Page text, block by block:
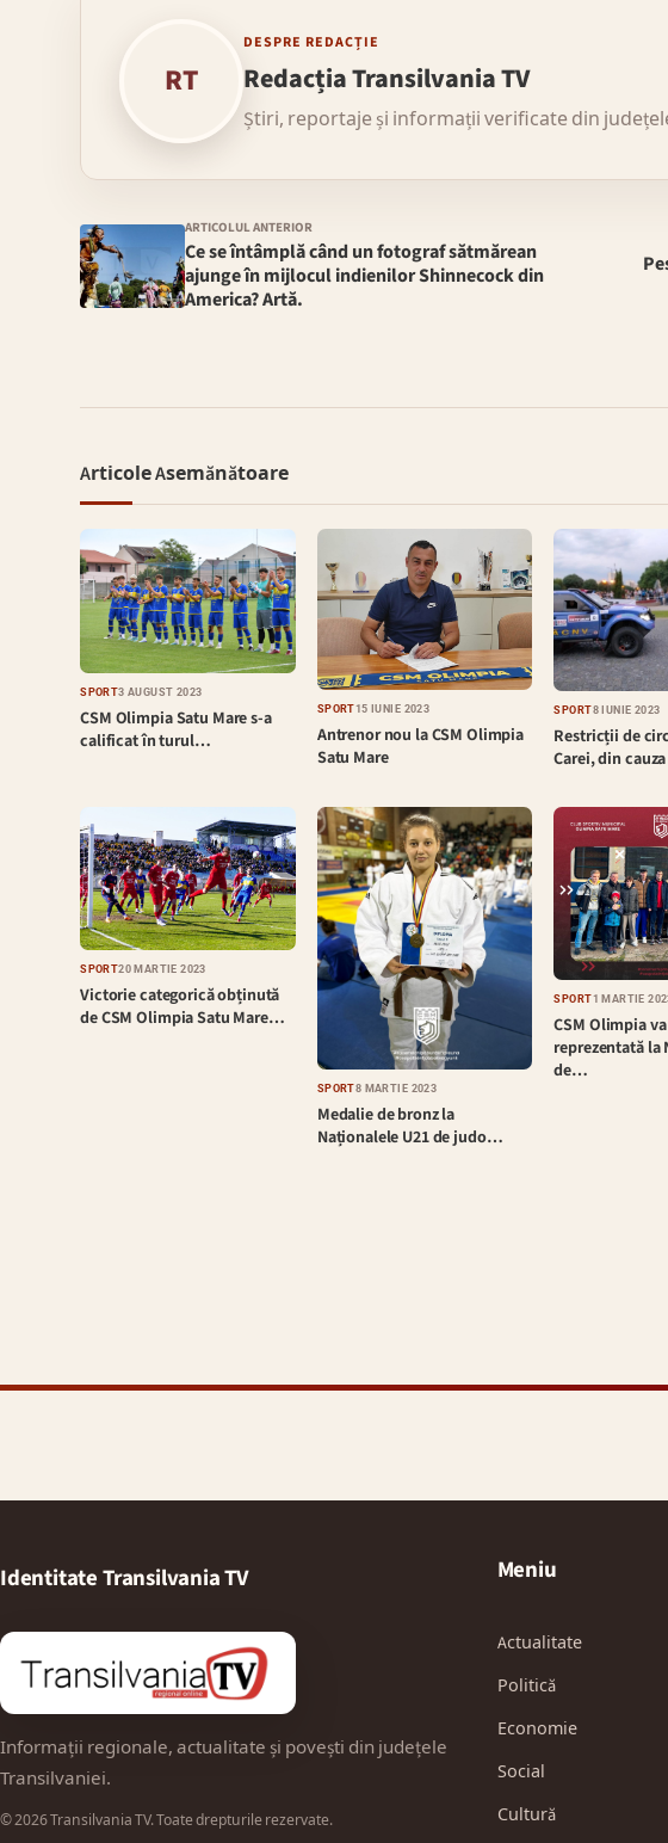
RT
DESPRE REDACȚIE
Redacția Transilvania TV
Știri, reportaje și informații verificate din
ARTICOLUL ANTERIOR
Ce se întâmplă când un fotograf sătmărean
ajunge în mijlocul indienilor Shinnecock din
America? Artă.
Articole Asemănătoare
SPORT3 AUGUST 2023
CSM Olimpia Satu Mare s-a
calificat în turul…
SPORT15 IUNIE 2023
Antrenor nou la CSM Olimpia
Satu Mare
SPORT8 IUNIE 2023
Restricții de
Carei, din
SPORT20 MARTIE 2023
Victorie categorică obținută
de CSM Olimpia Satu Mare…
SPORT8 MARTIE 2023
Medalie de bronz la
Naționalele U21 de judo…
SPORT1 MARTIE
CSM Olimpia
reprezentată la
de…
Identitate Transilvania TV
Informații regionale, actualitate și povești din județele
Transilvaniei.
© 2026 Transilvania TV. Toate drepturile rezervate.
Meniu
Actualitate
Politică
Economie
Social
Cultură